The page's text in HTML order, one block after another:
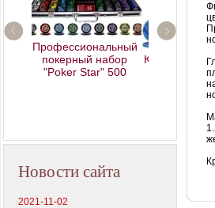
Профессиональный
покерный набор
"Poker Star" 500
Керамические
«EPT
Новости сайта
2021-11-02